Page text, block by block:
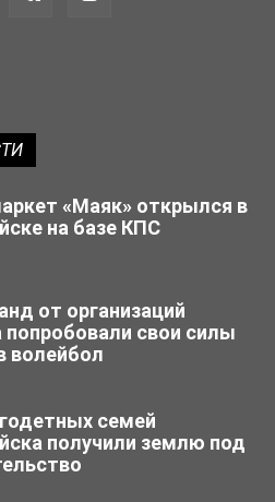
«Маяк» открылся в
на базе КПС
от организаций
попробовали свои силы
волейбол
семей
получили землю под